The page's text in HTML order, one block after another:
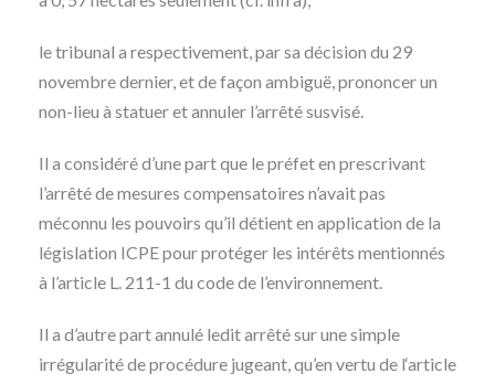
le tribunal a respectivement, par sa décision du 29
novembre dernier, et de façon ambiguë, prononcer un
non-lieu à statuer et annuler l’arrêté susvisé.
Il a considéré d’une part que le préfet en prescrivant
l’arrêté de mesures compensatoires n’avait pas
méconnu les pouvoirs qu’il détient en application de la
législation ICPE pour protéger les intérêts mentionnés
à l’article L. 211-1 du code de l’environnement.
Il a d’autre part annulé ledit arrêté sur une simple
irrégularité de procédure jugeant, qu’en vertu de l‘article